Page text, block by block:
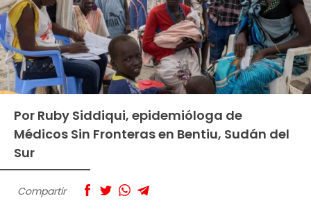
Por Ruby Siddiqui, epidemióloga de
Médicos Sin Fronteras en Bentiu, Sudán del
Sur
Compartir